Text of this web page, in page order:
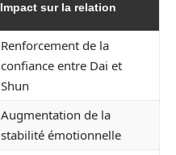
Impact sur la relation
Renforcement de la
confiance entre Dai et
Shun
Augmentation de la
stabilité émotionnelle